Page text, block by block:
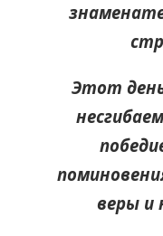
Этот
веры и